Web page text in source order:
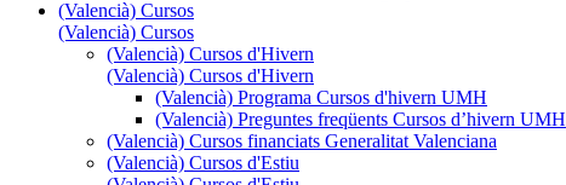
(Valencià) Cursos
(Valencià) Cursos
(Valencià) Cursos d'Hivern
(Valencià) Cursos d'Hivern
(Valencià) Programa Cursos d'hivern UMH
(Valencià) Preguntes freqüents Cursos d’hivern UMH
(Valencià) Cursos financiats Generalitat Valenciana
(Valencià) Cursos d'Estiu